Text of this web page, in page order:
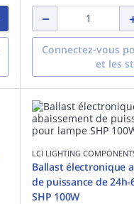
Connectez-vous
et les
LCI LIGHTING
Ballast électronique
de puissance de
SHP 100W